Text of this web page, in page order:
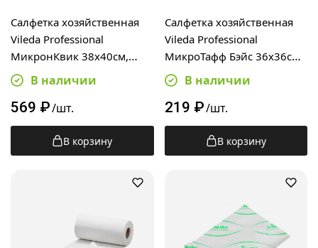
Салфетка хозяйственная
Vileda Professional
МикронКвик 38х40см,
красная, 170636
В наличии
569 ₽/шт.
В корзину
Салфетка хозяйственная
Vileda Professional
МикроТафф Бэйс 36х36см,
голубая, 174176
В наличии
219 ₽/шт.
В корзину